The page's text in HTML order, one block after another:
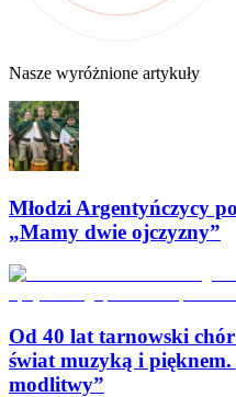
Nasze wyróżnione artykuły
Młodzi Argentyńczycy
„Mamy dwie ojczyzny”
Od 40 lat tarnowski
świat muzyką i
modlitwy”